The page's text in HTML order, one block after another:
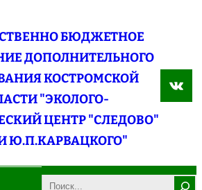
БЮДЖЕТНОЕ
ДОПОЛНИТЕЛЬНОГО
КОСТРОМСКОЙ
"ЭКОЛОГО-
ЦЕНТР "СЛЕДОВО"
Ю.П.КАРВАЦКОГО"
Search